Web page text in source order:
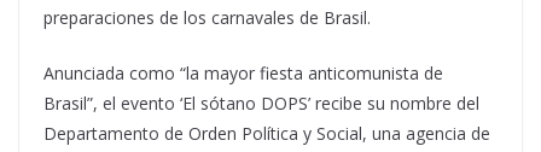
preparaciones de los carnavales de Brasil.
Anunciada como “la mayor fiesta anticomunista de
Brasil”, el evento ‘El sótano DOPS’ recibe su nombre del
Departamento de Orden Política y Social, una agencia de